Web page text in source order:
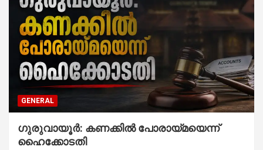
GENERAL
ഗുരുവായൂർ: കണക്കിൽ പോരായ്മയെന്ന്
ഹൈക്കോടതി